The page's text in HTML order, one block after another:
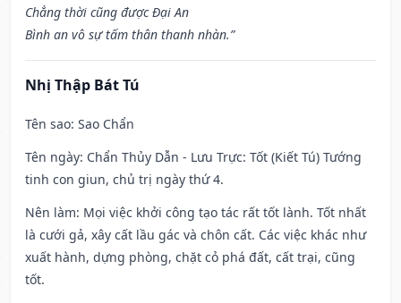
Chẳng thời cũng được Đại An
Bình an vô sự tấm thân thanh nhàn.”
Nhị Thập Bát Tú
Tên sao: Sao Chẩn
Tên ngày: Chẩn Thủy Dẫn - Lưu Trực: Tốt (Kiết Tú) Tướng
tinh con giun, chủ trị ngày thứ 4.
Nên làm: Mọi việc khởi công tạo tác rất tốt lành. Tốt nhất
là cưới gả, xây cất lầu gác và chôn cất. Các việc khác như
xuất hành, dựng phòng, chặt cỏ phá đất, cất trại, cũng
tốt.